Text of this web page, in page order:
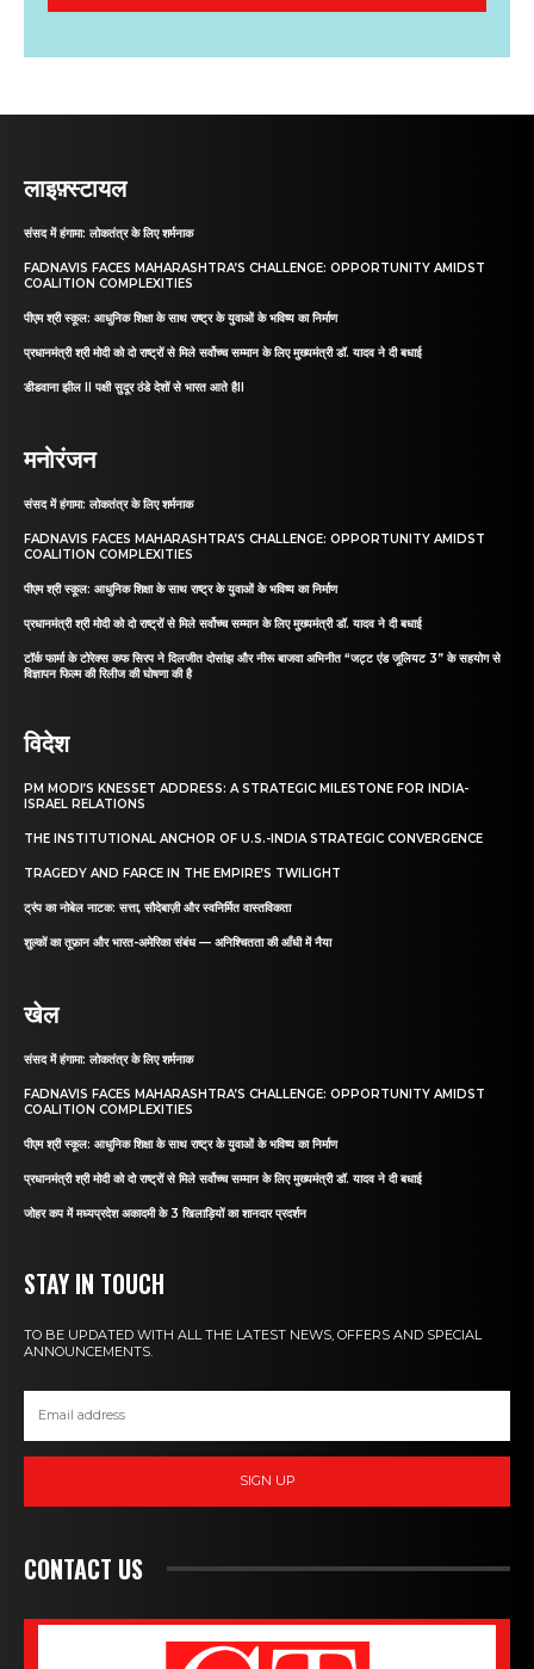
लाइफ़्स्टायल
संसद में हंगामा: लोकतंत्र के लिए शर्मनाक
FADNAVIS FACES MAHARASHTRA’S CHALLENGE: OPPORTUNITY AMIDST
COALITION COMPLEXITIES
पीएम श्री स्कूल: आधुनिक शिक्षा के साथ राष्ट्र के युवाओं के भविष्य का निर्माण
प्रधानमंत्री श्री मोदी को दो राष्ट्रों से मिले सर्वोच्च सम्मान के लिए मुख्यमंत्री डॉ. यादव ने दी बधाई
डीडवाना झील II पक्षी सुदूर ठंडे देशों से भारत आते हैII
मनोरंजन
संसद में हंगामा: लोकतंत्र के लिए शर्मनाक
FADNAVIS FACES MAHARASHTRA’S CHALLENGE: OPPORTUNITY AMIDST
COALITION COMPLEXITIES
पीएम श्री स्कूल: आधुनिक शिक्षा के साथ राष्ट्र के युवाओं के भविष्य का निर्माण
प्रधानमंत्री श्री मोदी को दो राष्ट्रों से मिले सर्वोच्च सम्मान के लिए मुख्यमंत्री डॉ. यादव ने दी बधाई
टॉर्क फार्मा के टोरेक्स कफ सिरप ने दिलजीत दोसांझ और नीरू बाजवा अभिनीत “जट्ट एंड जूलियट 3” के सहयोग से
विज्ञापन फिल्म की रिलीज की घोषणा की है
विदेश
PM MODI’S KNESSET ADDRESS: A STRATEGIC MILESTONE FOR INDIA-
ISRAEL RELATIONS
THE INSTITUTIONAL ANCHOR OF U.S.-INDIA STRATEGIC CONVERGENCE
TRAGEDY AND FARCE IN THE EMPIRE’S TWILIGHT
ट्रंप का नोबेल नाटक: सत्ता, सौदेबाज़ी और स्वनिर्मित वास्तविकता
शुल्कों का तूफ़ान और भारत-अमेरिका संबंध — अनिश्चितता की आँधी में नैया
खेल
संसद में हंगामा: लोकतंत्र के लिए शर्मनाक
FADNAVIS FACES MAHARASHTRA’S CHALLENGE: OPPORTUNITY AMIDST
COALITION COMPLEXITIES
पीएम श्री स्कूल: आधुनिक शिक्षा के साथ राष्ट्र के युवाओं के भविष्य का निर्माण
प्रधानमंत्री श्री मोदी को दो राष्ट्रों से मिले सर्वोच्च सम्मान के लिए मुख्यमंत्री डॉ. यादव ने दी बधाई
जोहर कप में मध्यप्रदेश अकादमी के 3 खिलाड़ियों का शानदार प्रदर्शन
STAY IN TOUCH
TO BE UPDATED WITH ALL THE LATEST NEWS, OFFERS AND SPECIAL
ANNOUNCEMENTS.
SIGN UP
CONTACT US